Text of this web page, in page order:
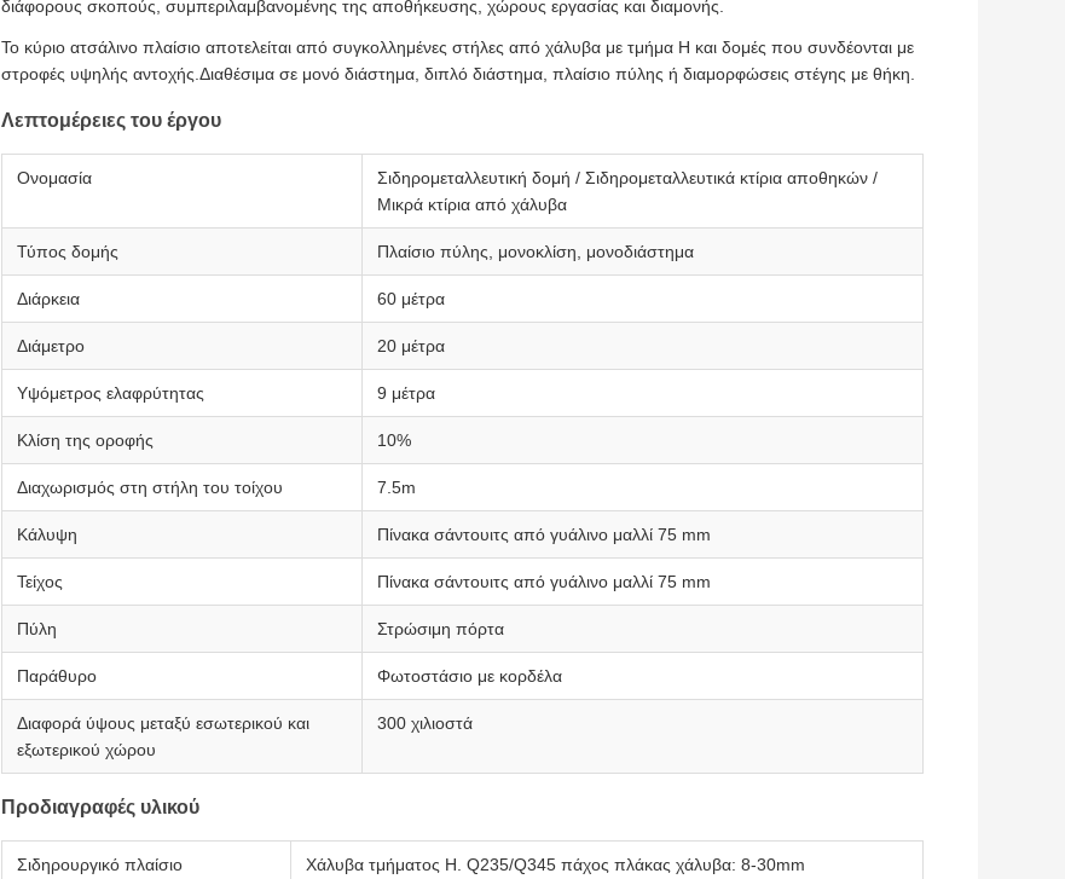
διάφορους σκοπούς, συμπεριλαμβανομένης της αποθήκευσης, χώρους εργασίας και διαμονής.
Το κύριο ατσάλινο πλαίσιο αποτελείται από συγκολλημένες στήλες από χάλυβα με τμήμα H και δομές που συνδέονται με
στροφές υψηλής αντοχής.Διαθέσιμα σε μονό διάστημα, διπλό διάστημα, πλαίσιο πύλης ή διαμορφώσεις στέγης με θήκη.
Λεπτομέρειες του έργου
Ονομασία
Σιδηρομεταλλευτική δομή / Σιδηρομεταλλευτικά κτίρια αποθηκών /
Μικρά κτίρια από χάλυβα
Τύπος δομής Πλαίσιο πύλης, μονοκλίση, μονοδιάστημα
Διάρκεια 60 μέτρα
Διάμετρο 20 μέτρα
Υψόμετρος ελαφρύτητας 9 μέτρα
Κλίση της οροφής 10%
Διαχωρισμός στη στήλη του τοίχου 7.5m
Κάλυψη Πίνακα σάντουιτς από γυάλινο μαλλί 75 mm
Τείχος Πίνακα σάντουιτς από γυάλινο μαλλί 75 mm
Πύλη Στρώσιμη πόρτα
Παράθυρο Φωτοστάσιο με κορδέλα
Διαφορά ύψους μεταξύ εσωτερικού και
εξωτερικού χώρου
300 χιλιοστά
Προδιαγραφές υλικού
Σιδηρουργικό πλαίσιο Χάλυβα τμήματος H. Q235/Q345 πάχος πλάκας χάλυβα: 8-30mm